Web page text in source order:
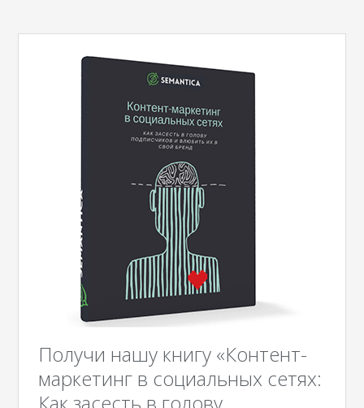
Получи нашу книгу «Контент-
маркетинг в социальных сетях: